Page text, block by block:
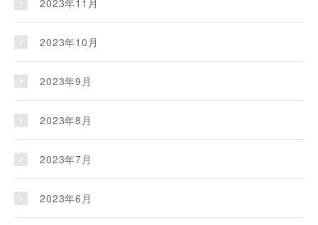
2023年10月
2023年9月
2023年8月
2023年7月
2023年6月